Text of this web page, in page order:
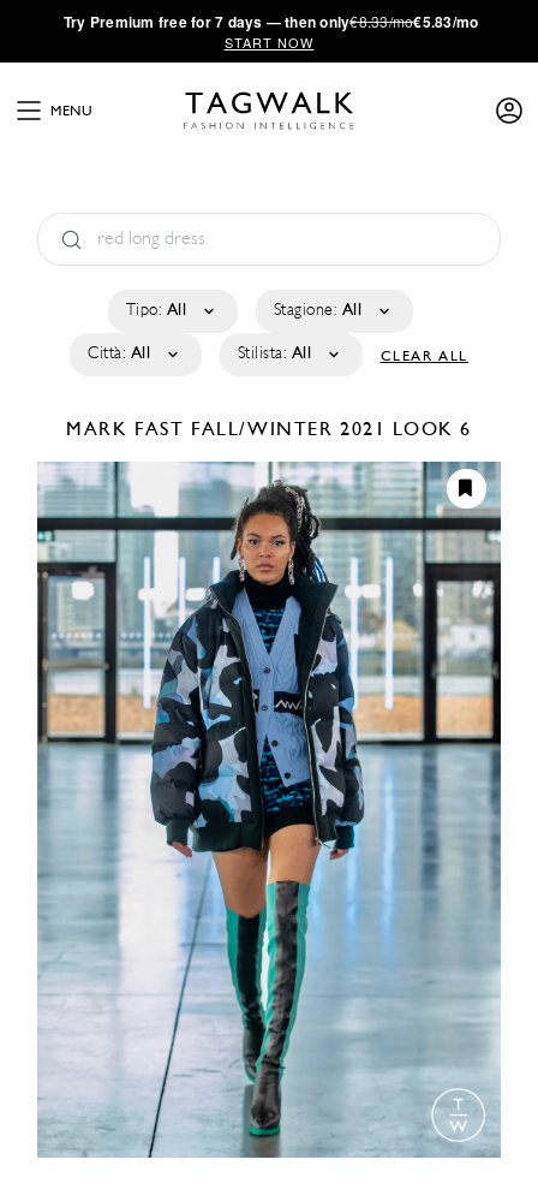
·Try Premium free for 7 days — then only€8.33/mo€5.83/mo
START NOW
MENU
Tipo: All Stagione: All
Città: All Stilista: All CLEAR ALL
MARK FAST FALL/WINTER 2021 LOOK 6